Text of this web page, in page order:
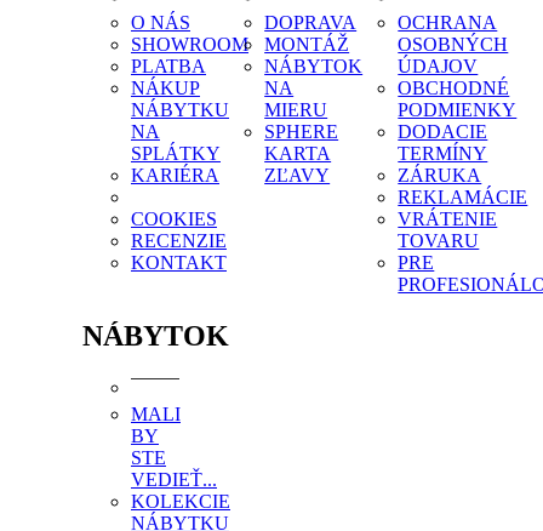
O NÁS
SHOWROOM
PLATBA
NÁKUP
NÁBYTKU
NA
SPLÁTKY
KARIÉRA
COOKIES
RECENZIE
KONTAKT
DOPRAVA
MONTÁŽ
NÁBYTOK
NA
MIERU
SPHERE
KARTA
ZĽAVY
OCHRANA
OSOBNÝCH
ÚDAJOV
OBCHODNÉ
PODMIENKY
DODACIE
TERMÍNY
ZÁRUKA
REKLAMÁCIE
VRÁTENIE
TOVARU
PRE
NÁBYTOK
MALI
BY
STE
VEDIEŤ...
KOLEKCIE
NÁBYTKU